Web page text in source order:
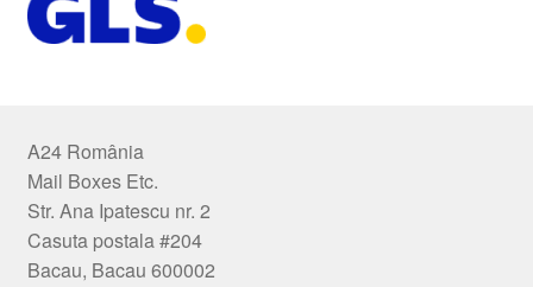
A24 România
Mail Boxes Etc.
Str. Ana Ipatescu nr. 2
Casuta postala #204
Bacau, Bacau 600002